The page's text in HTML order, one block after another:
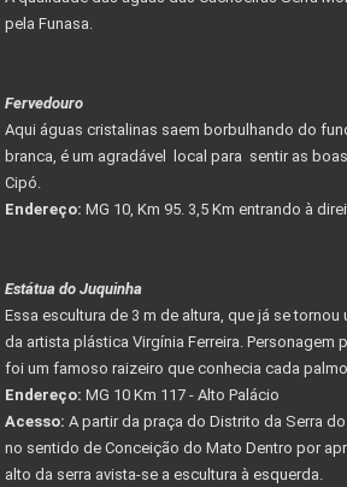
pela Funasa.
Fervedouro
Aqui águas cristalinas saem borbulhando do
branca, é um agradável local para sentir as
Cipó.
Endereço: MG 10, Km 95. 3,5 Km entrando à
Estátua do Juquinha
Essa escultura de 3 m de altura, que já se
da artista plástica Virgínia Ferreira. Personagem
foi um famoso raizeiro que conhecia cada
Endereço: MG 10 Km 117 - Alto Palácio
Acesso: A partir da praça do Distrito da Serra
no sentido de Conceição do Mato Dentro por
alto da serra avista-se a escultura à esquerda.